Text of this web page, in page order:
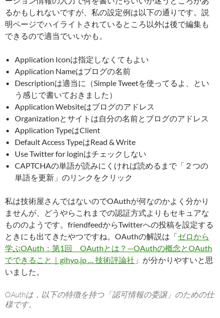
るかもしれないですが、私の設定例は以下の通りです。説
明ページでハイライトされているところ以外は後で編集も
できるので適当でいいかも。
Application Iconは指定しなくてもよい
Application Nameはブログの名前
Descriptionは適当に（Simple Tweetを使ってるよ、とい
う感じで書いておきました）
Application Websiteはブログのアドレス
Organizationとサイトは自分の名前とブログのアドレス
Application TypeはClient
Default Access TypeはRead & Write
Use Twitter for loginはチェックしない
CAPTCHAの単語が読みにくければ読めるまで「２つの
単語を更新」のリンクをクリック
私は技術屋さんではないのでOAuthが何なのかよく分かり
ませんが、どうやらこれまでの認証方式よりもセキュアな
もののようです。friendfeedからTwitterへの投稿を設定する
ときにも出てきたやつですね。OAuthの解説は「ゼロから
学ぶOAuth：第1回 OAuthとは？—OAuthの概念とOAuth
でできること｜gihyo.jp … 技術評論社 」が分かりやすいと思
いました。
OAuthは，以下の特徴を持つ「認可情報の委譲」のための仕
様です。